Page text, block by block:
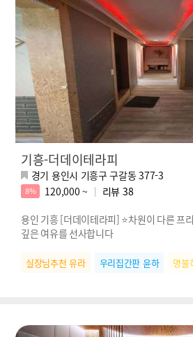
기흥-더데이테라피
경기 용인시 기흥구 구갈동 377-3
8% 120,000 ~ 리뷰 38
용인 기흥 [더데이테라피] ⭐차원이 다른 프
깊은 여유를 선사합니다
실장님추천 유라 우리집간판 윤하 명불